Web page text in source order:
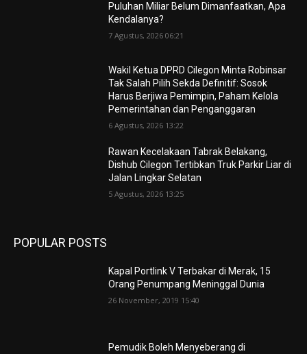
Puluhan Miliar Belum Dimanfaatkan, Apa
Kendalanya?
7 Agustus, 2026 06:21
Wakil Ketua DPRD Cilegon Minta Robinsar
Tak Salah Pilih Sekda Definitif: Sosok
Harus Berjiwa Pemimpin, Paham Kelola
Pemerintahan dan Penganggaran
6 Agustus, 2026 13:22
Rawan Kecelakaan Tabrak Belakang,
Dishub Cilegon Tertibkan Truk Parkir Liar di
Jalan Lingkar Selatan
5 Agustus, 2026 13:25
POPULAR POSTS
Kapal Portlink V Terbakar di Merak, 15
Orang Penumpang Meninggal Dunia
26 November, 2019 15:40
Pemudik Boleh Menyeberang di